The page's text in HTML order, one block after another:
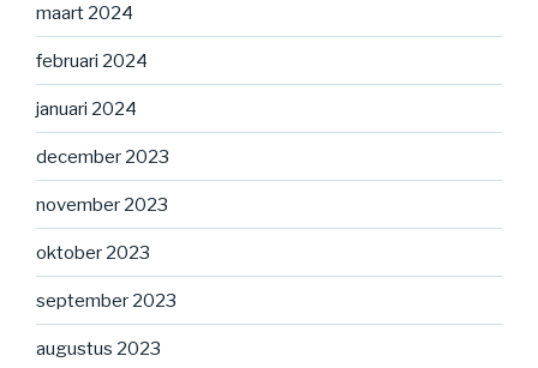
maart 2024
februari 2024
januari 2024
december 2023
november 2023
oktober 2023
september 2023
augustus 2023